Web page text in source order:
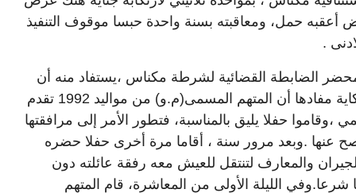
حمل، ومعاقبته بسنة واحدة حبسا موقوف التنفيذ
.
محضر الضابطة القضائية لشرطة مكناس ،يستفاد منه أن
الفتاة القاصر (ك.ج) تقدمت بشكاية مفادها أن المتهم المسمى(م.و) من مواليد 1992 تقدم
حفلا يليق بالمناسبة، فتطور الأمر إلى مرافقتها
عنها .وبعد مرور سنة ، أقاما مرة أخرى حفلا حضره
والمعارف لتنتقل للعيش معه رفقة عائلته دون
الليلة الأولى من المعاشرة، قام المتهم